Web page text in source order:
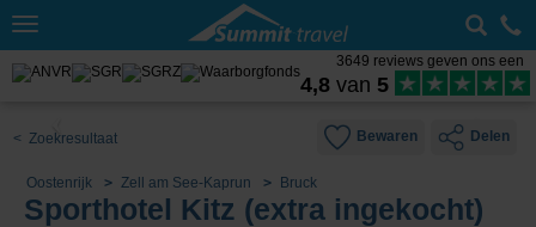
Toggle
3649 reviews geven ons een
4,8 van 5
< Zoekresultaat Bewaren Delen
Oostenrijk Zell am See-Kaprun Bruck
Sporthotel Kitz (extra ingekocht)